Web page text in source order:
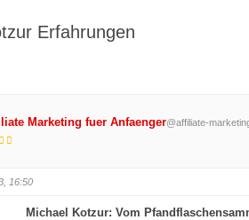
Erfahrungen
Marketing fuer Anfaenger@affiliate-
16:50
Michael Kotzur: Vom